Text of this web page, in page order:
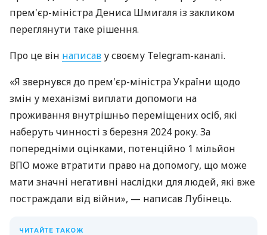
прем'єр-міністра Дениса Шмигаля із закликом
переглянути таке рішення.
Про це він написав у своєму Telegram-каналі.
«Я звернувся до прем'єр-міністра України щодо
змін у механізмі виплати допомоги на
проживання внутрішньо переміщених осіб, які
наберуть чинності з березня 2024 року. За
попередніми оцінками, потенційно 1 мільйон
ВПО може втратити право на допомогу, що може
мати значні негативні наслідки для людей, які вже
постраждали від війни», — написав Лубінець.
ЧИТАЙТЕ ТАКОЖ